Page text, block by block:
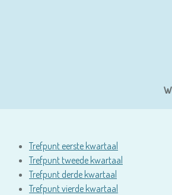
Trefpunt eerste kwartaal
Trefpunt tweede kwartaal
Trefpunt derde kwartaal
Trefpunt vierde kwartaal